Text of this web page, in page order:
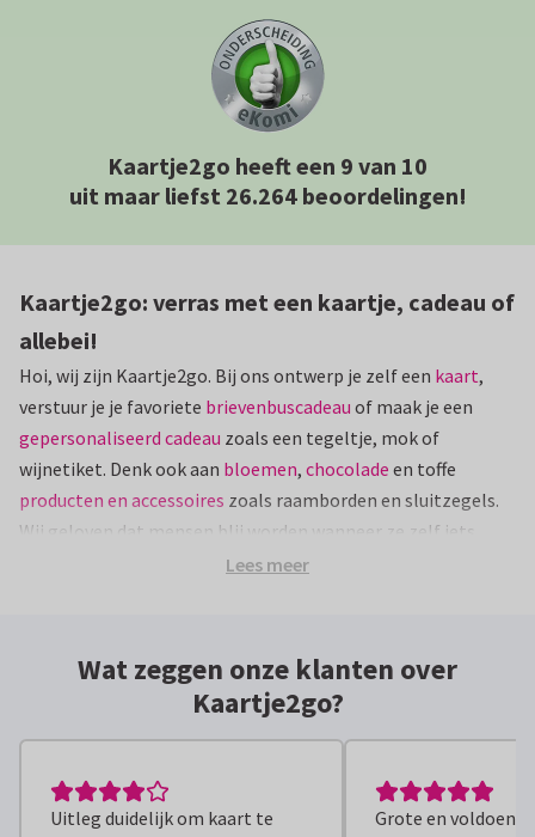
Kaartje2go heeft een 9 van 10
uit maar liefst 26.264 beoordelingen!
Kaartje2go: verras met een kaartje, cadeau of
allebei!
Hoi, wij zijn Kaartje2go. Bij ons ontwerp je zelf een kaart,
verstuur je je favoriete brievenbuscadeau of maak je een
gepersonaliseerd cadeau zoals een tegeltje, mok of
wijnetiket. Denk ook aan bloemen, chocolade en toffe
producten en accessoires zoals raamborden en sluitzegels.
Wij geloven dat mensen blij worden wanneer ze zelf iets
moois maken en dit kunnen delen met familie, vrienden en
Benieuwd naar ons verhaal? Hier lees je allesover
Wat Kaartje2go zo bijzonder maakt? Bij ons ontwerp je
helemaal zelf je kaartjes in onze online editor. Je tovert je
Lees meer
Wat zeggen onze klanten over
Kaartje2go?
Uitleg duidelijk om kaart te
Grote en voldoende